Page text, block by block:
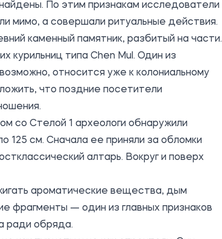
По этим признакам исследователи
мимо, а совершали ритуальные действия.
каменный памятник, разбитый на части.
курильниц типа Chen Mul. Один из
относится уже к колониальному
что поздние посетители
со Стелой 1 археологи обнаружили
125 см. Сначала ее приняли за обломки
алтарь. Вокруг и поверх
ароматические вещества, дым
фрагменты — один из главных признаков
ради обряда.